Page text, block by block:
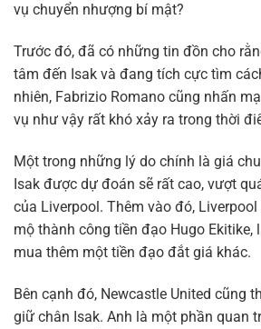
vụ chuyển nhượng bí mật?
Trước đó, đã có những tin đồn cho
tâm đến Isak và đang tích cực tìm
nhiên, Fabrizio Romano cũng nhấn
vụ như vậy rất khó xảy ra trong thời
Một trong những lý do chính là giá
Isak được dự đoán sẽ rất cao, vượt
của Liverpool. Thêm vào đó,
mộ thành công tiền đạo Hugo Ekitike,
mua thêm một tiền đạo đắt giá khác.
Bên cạnh đó, Newcastle United cũng
giữ chân Isak. Anh là một phần quan